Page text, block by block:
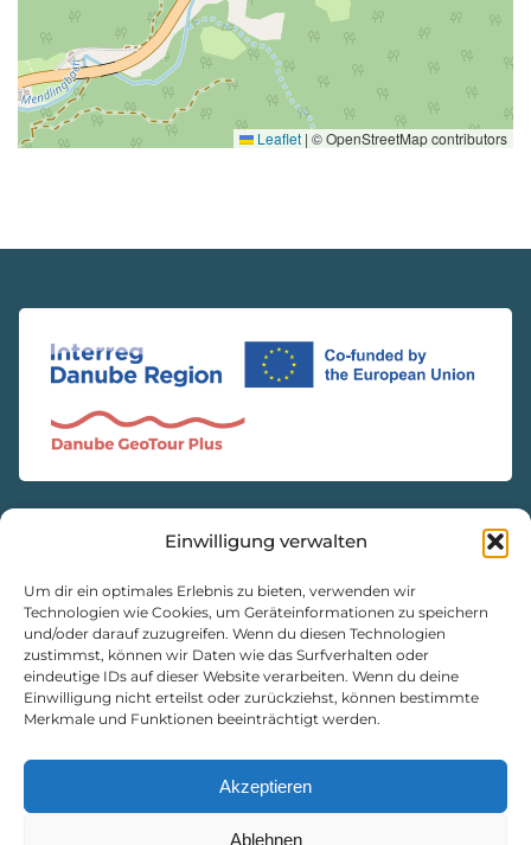
Einwilligung verwalten
Um dir ein optimales Erlebnis zu bieten, verwenden wir
Technologien wie Cookies, um Geräteinformationen zu speichern
und/oder darauf zuzugreifen. Wenn du diesen Technologien
zustimmst, können wir Daten wie das Surfverhalten oder
eindeutige IDs auf dieser Website verarbeiten. Wenn du deine
Einwilligung nicht erteilst oder zurückziehst, können bestimmte
Merkmale und Funktionen beeinträchtigt werden.
Akzeptieren
Ablehnen
Leaflet | © OpenStreetMap contributors
Natur- und Geopark Steirische Eisenwurzen GmbH
8933 St. Gallen, Markt 35
+43 3632 7714
naturpark@eisenwurzen.com
www.eisenwurzen.com
Datenschutz |Cookie-Richtlinie